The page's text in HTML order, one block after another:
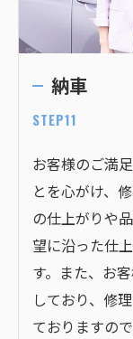
納車
STEP11
お客様のご満
とを心がけ、
の仕上がりや
望に沿った仕
す。また、お
しており、修
ておりますの